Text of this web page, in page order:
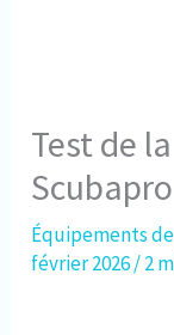
Test de
Équipements
février 2026/2